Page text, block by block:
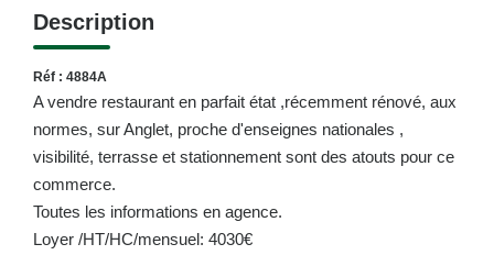
Description
Réf : 4884A
A vendre restaurant en parfait état ,récemment rénové, aux
normes, sur Anglet, proche d'enseignes nationales ,
visibilité, terrasse et stationnement sont des atouts pour ce
commerce.
Toutes les informations en agence.
Loyer /HT/HC/mensuel: 4030€